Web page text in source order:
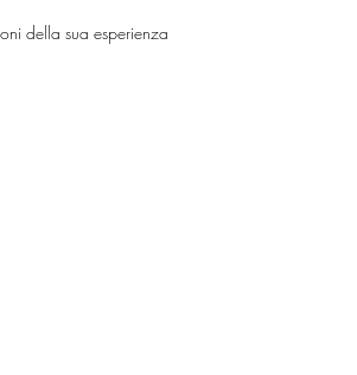
della sua esperienza